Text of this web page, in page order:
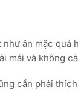
ăn mặc quá
mái và không
cần phải